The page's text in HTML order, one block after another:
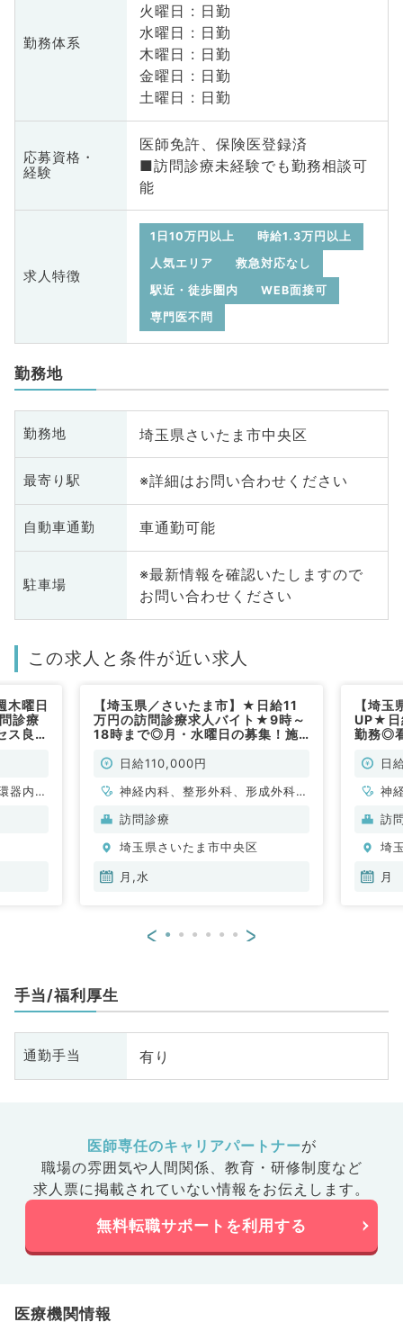
勤務体系
火曜日 : 日勤
水曜日 : 日勤
木曜日 : 日勤
金曜日 : 日勤
土曜日 : 日勤
応募資格・
経験
医師免許、保険医登録済
■訪問診療未経験でも勤務相談可
能
求人特徴
1日10万円以上
時給1.3万円以上
人気エリア
救急対応なし
駅近・徒歩圏内
WEB面接可
専門医不問
勤務地
勤務地 埼玉県さいたま市中央区
最寄り駅 ※詳細はお問い合わせください
自動車通勤 車通勤可能
駐車場
※最新情報を確認いたしますので
お問い合わせください
この求人と条件が近い求人
木曜日
診療
ス良好
器内
【埼玉県／さいたま市】★日給11
万円の訪問診療求人バイト★9時～
18時まで◎月・水曜日の募集！施
り駅より徒歩圏内（一般内科／非常
日給110,000円
神経内科、整形外科、形成外科、
脳神経外科、呼吸器外科、心臓血
般内科、循環器内科、呼吸器内
科、消化器内科、内分泌・代謝内
器外科、乳腺外科、膠原病科
訪問診療
埼玉県さいたま市中央区
月,水
【埼
UP★日
勤務◎
日
神
脳
般
科
訪
埼
月
< >
手当/福利厚生
通勤手当 有り
医師専任のキャリアパートナーが
職場の雰囲気や人間関係、 教育・研修制度など
求人票に掲載されていない情報をお伝えします。
無料転職サポートを利用する
医療機関情報